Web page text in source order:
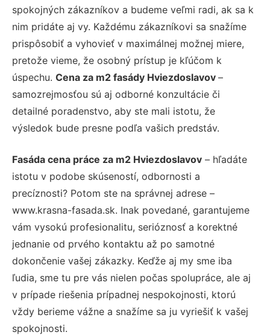
spokojných zákazníkov a budeme veľmi radi, ak sa k
nim pridáte aj vy. Každému zákazníkovi sa snažíme
prispôsobiť a vyhovieť v maximálnej možnej miere,
pretože vieme, že osobný prístup je kľúčom k
úspechu. Cena za m2 fasády Hviezdoslavov –
samozrejmosťou sú aj odborné konzultácie či
detailné poradenstvo, aby ste mali istotu, že
výsledok bude presne podľa vašich predstáv.
Fasáda cena práce za m2 Hviezdoslavov – hľadáte
istotu v podobe skúseností, odbornosti a
precíznosti? Potom ste na správnej adrese –
www.krasna-fasada.sk. Inak povedané, garantujeme
vám vysokú profesionalitu, serióznosť a korektné
jednanie od prvého kontaktu až po samotné
dokončenie vašej zákazky. Keďže aj my sme iba
ľudia, sme tu pre vás nielen počas spolupráce, ale aj
v prípade riešenia prípadnej nespokojnosti, ktorú
vždy berieme vážne a snažíme sa ju vyriešiť k vašej
spokojnosti.